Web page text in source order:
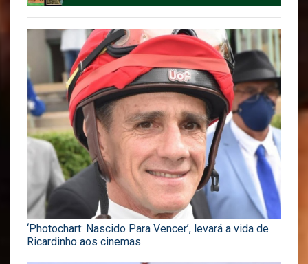
‘Photochart: Nascido Para Vencer’, levará a vida de
Ricardinho aos cinemas